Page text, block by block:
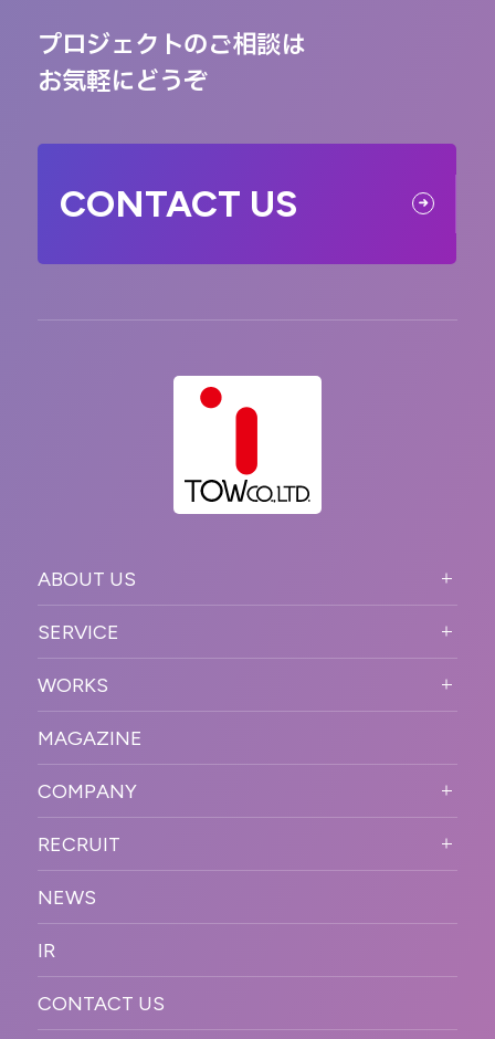
プロジェクトのご相談は
お気軽にどうぞ
CONTACT US
ABOUT US
PURPOSE
VISION
OUR DNA
SERVICE
STRONG POINT
BUSINESS DOMAIN
SOLUTION
WORKFLOW
WORKS
オンラインイベント
SNSプロモーション
プラットフォーム販
促
デジタル制作・映像
制作
PR
カンファレンス・展示会・アワ
ESPORTS・ゲームプロモーシ
MAGAZINE
COMPANY
COMPANY INFORMATION
MESSAGE
OFFICER
ACCESS
ORGANIZATION CHART
RECRUIT
新卒採用
キャリア採用
NEWS
IR
CONTACT US